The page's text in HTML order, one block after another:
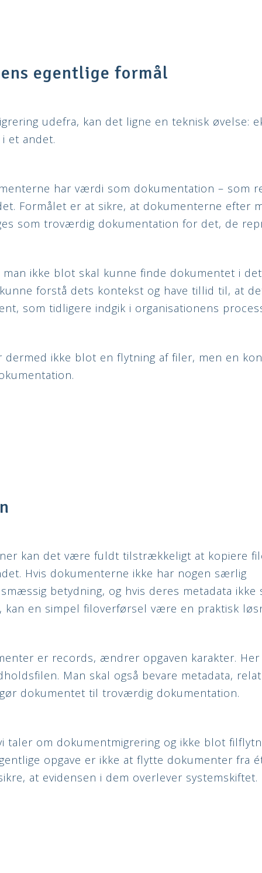
egentlige formål
udefra, kan det ligne en teknisk øvelse:
et andet.
har værdi som dokumentation – som
Formålet er at sikre, at dokumenterne efter
som troværdig dokumentation for det, de
ikke blot skal kunne finde dokumentet i
forstå dets kontekst og have tillid til, at
som tidligere indgik i organisationens
dermed ikke blot en flytning af filer, men en
kan det være fuldt tilstrækkeligt at kopiere
Hvis dokumenterne ikke har nogen særlig
betydning, og hvis deres metadata ikke
en simpel filoverførsel være en praktisk
er records, ændrer opgaven karakter.
Man skal også bevare metadata,
dokumentet til troværdig dokumentation.
taler om dokumentmigrering og ikke blot
opgave er ikke at flytte dokumenter fra
at evidensen i dem overlever systemskiftet.